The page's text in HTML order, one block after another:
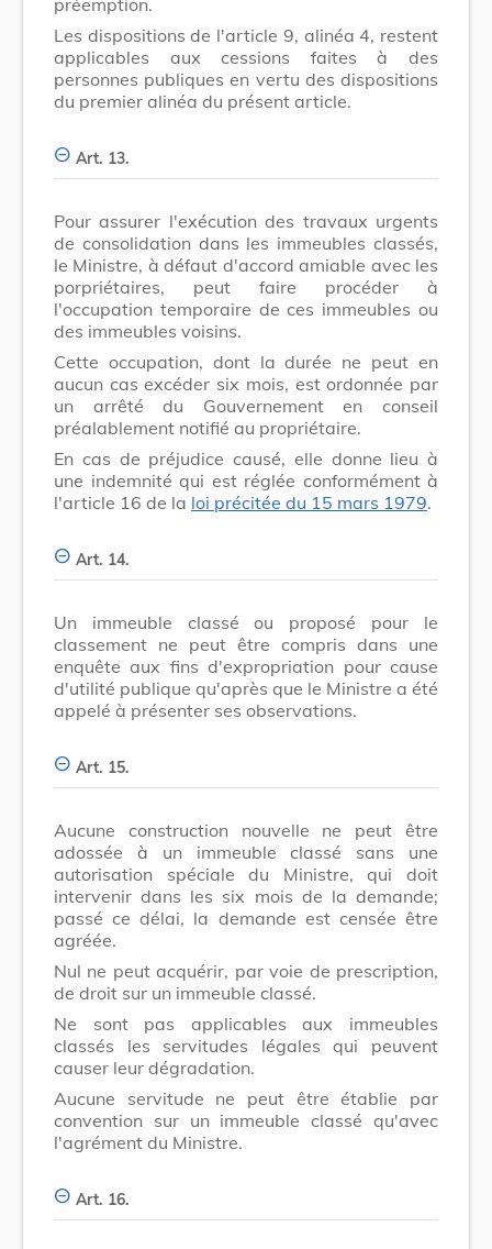
Les dispositions de l'article 9, alinéa 4, restent
applicables aux cessions faites à des
personnes publiques en vertu des dispositions
du premier alinéa du présent article.
Art. 13.
Pour assurer l'exécution des travaux urgents
de consolidation dans les immeubles classés,
le Ministre, à défaut d'accord amiable avec les
porpriétaires, peut faire procéder à
l'occupation temporaire de ces immeubles ou
des immeubles voisins.
Cette occupation, dont la durée ne peut en
aucun cas excéder six mois, est ordonnée par
un arrêté du Gouvernement en conseil
préalablement notifié au propriétaire.
En cas de préjudice causé, elle donne lieu à
une indemnité qui est réglée conformément à
l'article 16 de la loi précitée du 15 mars 1979.
Art. 14.
Un immeuble classé ou proposé pour le
classement ne peut être compris dans une
enquête aux fins d'expropriation pour cause
d'utilité publique qu'après que le Ministre a été
appelé à présenter ses observations.
Art. 15.
Aucune construction nouvelle ne peut être
adossée à un immeuble classé sans une
autorisation spéciale du Ministre, qui doit
intervenir dans les six mois de la demande;
passé ce délai, la demande est censée être
agréée.
Nul ne peut acquérir, par voie de prescription,
de droit sur un immeuble classé.
Ne sont pas applicables aux immeubles
classés les servitudes légales qui peuvent
causer leur dégradation.
Aucune servitude ne peut être établie par
convention sur un immeuble classé qu'avec
l'agrément du Ministre.
Art. 16.